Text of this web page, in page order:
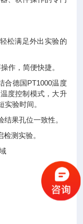
松满足外出实验的
，简便快捷。
德国PT1000温度
度控制模式，大升
验时间。
果孔位一致性。
测实验。